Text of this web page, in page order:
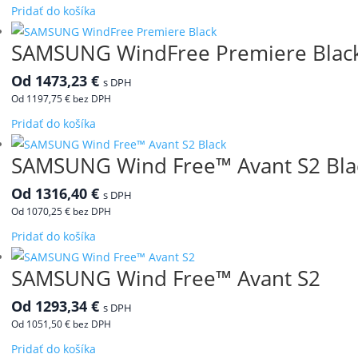
môžete
vybrať
na
stránke
Pridať do košíka
produkt
má
viacero
variantov.
môžete
vybrať
na
stránke
SAMSUNG WindFree Premiere
Od 1473,23 € s DPH
Od 1197,75€ bez DPH
Pridať do košíka
produkt
má
viacero
variantov.
môžete
vybrať
na
stránke
SAMSUNG Wind Free™ Avant S2
Od 1316,40 € s DPH
Od 1070,25€ bez DPH
Pridať do košíka
produkt
má
viacero
variantov.
SAMSUNG Wind Free™ Avant S2
Od 1293,34 € s DPH
Od 1051,50€ bez DPH
Pridať do košíka